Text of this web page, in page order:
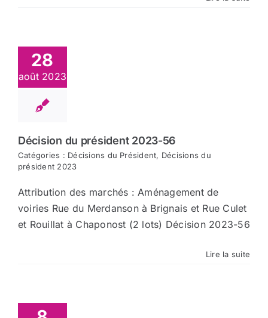
28
août 2023
Décision du président 2023-56
Catégories : Décisions du Président, Décisions du
président 2023
Attribution des marchés : Aménagement de
voiries Rue du Merdanson à Brignais et Rue Culet
et Rouillat à Chaponost (2 lots) Décision 2023-56
Lire la suite